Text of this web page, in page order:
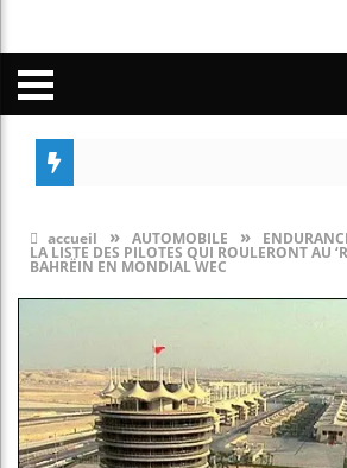
accueil » AUTOMOBILE »
LA LISTE DES PILOTES QUI ROULERONT AU
BAHRËIN EN MONDIAL WEC